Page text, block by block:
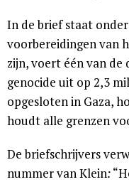
In de brief staat
voorbereidingen van
zijn, voert één van de
genocide uit op 2,3
opgesloten in Gaza,
houdt alle grenzen
De briefschrijvers
nummer van Klein: